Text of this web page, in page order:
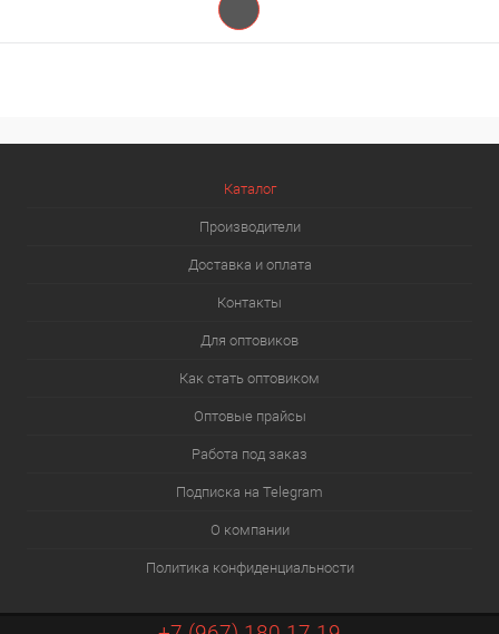
Каталог
Производители
Доставка и оплата
Контакты
Для оптовиков
Как стать оптовиком
Оптовые прайсы
Работа под заказ
Подписка на Telegram
О компании
Политика конфиденциальности